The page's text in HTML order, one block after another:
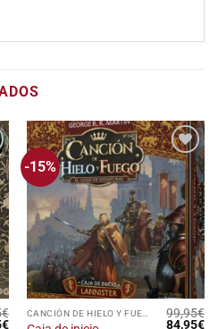
€
€El
-15%
Añadir
a la
lista
de
deseos
99,95€
El
84,95€El